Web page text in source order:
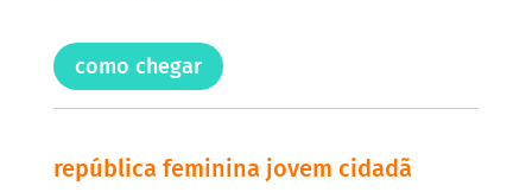
como chegar
república feminina jovem cidadã